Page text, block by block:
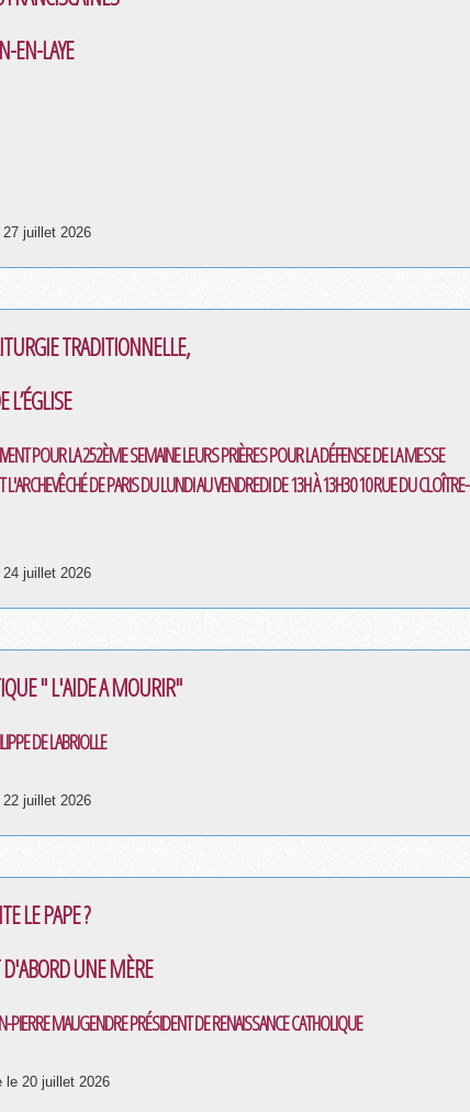
EN-LAYE
juillet 2026
TRADITIONNELLE,
L’ÉGLISE
POUR LA 252ÈME SEMAINE LEURS PRIÈRES POUR LA DÉFENSE DE LA MESSE
DE PARIS DU LUNDI AU VENDREDI DE 13H À 13H30 10 RUE DU CLOÎTRE-
juillet 2026
" L'AIDE A MOURIR"
DE LABRIOLLE
juillet 2026
LE PAPE ?
UNE MÈRE
PIERRE MAUGENDRE PRÉSIDENT DE RENAISSANCE CATHOLIQUE
le 20 juillet 2026